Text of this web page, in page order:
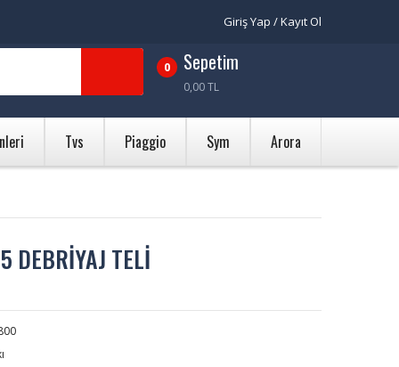
Giriş Yap / Kayıt Ol
0 Sepetim
0,00 TL
Tvs Piaggio Sym Arora
DEBRİYAJ TELİ